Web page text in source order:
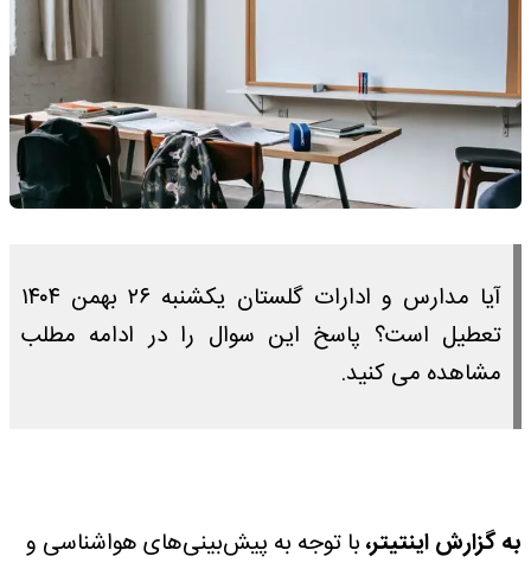
آیا مدارس و ادارات گلستان یکشنبه ۲۶ بهمن ۱۴۰۴
تعطیل است؟ پاسخ این سوال را در ادامه مطلب
مشاهده می کنید.
به گزارش اینتیتر،با توجه به پیش‌بینی‌های هواشناسی و